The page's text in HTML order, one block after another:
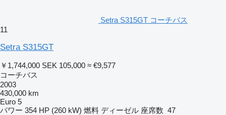
Setra S315GT コーチバス
11
Setra S315GT
￥1,744,000 SEK 105,000 ≈ €9,577
コーチバス
2003
430,000 km
Euro 5
パワー 354 HP (260 kW) 燃料 ディーゼル 座席数 47